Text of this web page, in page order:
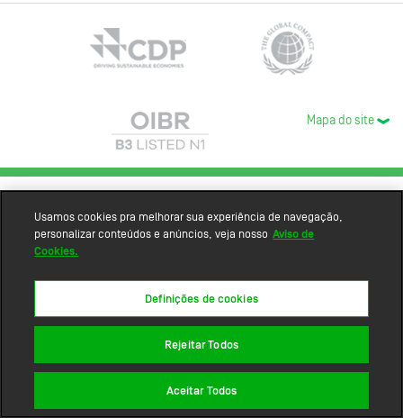
Mapa do site
Usamos cookies pra melhorar sua experiência de navegação,
personalizar conteúdos e anúncios, veja nosso Aviso de
Cookies.
Definições de cookies
Rejeitar Todos
Aceitar Todos